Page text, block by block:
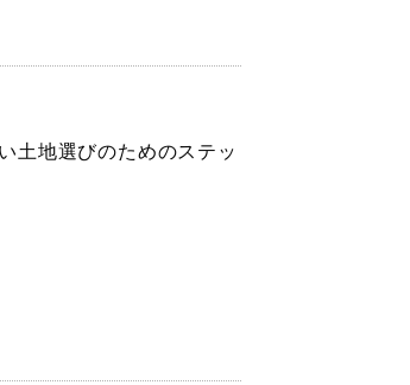
土地選びのためのステッ